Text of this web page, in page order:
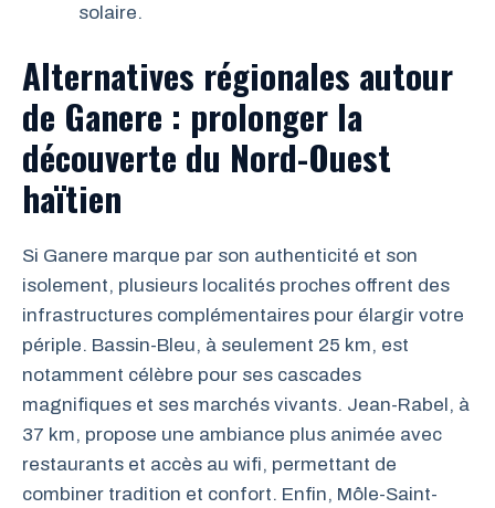
solaire.
Alternatives régionales autour
de Ganere : prolonger la
découverte du Nord-Ouest
haïtien
Si Ganere marque par son authenticité et son
isolement, plusieurs localités proches offrent des
infrastructures complémentaires pour élargir votre
périple. Bassin-Bleu, à seulement 25 km, est
notamment célèbre pour ses cascades
magnifiques et ses marchés vivants. Jean-Rabel, à
37 km, propose une ambiance plus animée avec
restaurants et accès au wifi, permettant de
combiner tradition et confort. Enfin, Môle-Saint-